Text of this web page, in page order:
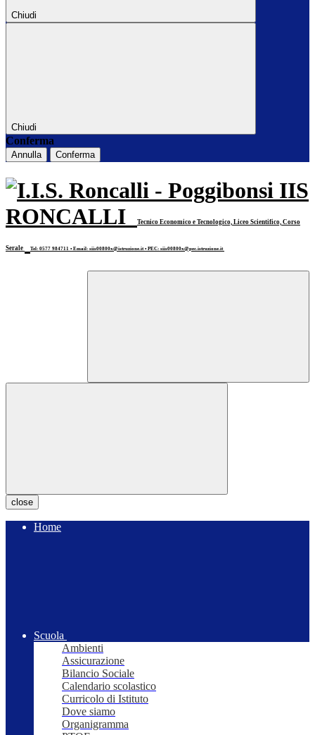
Chiudi
Chiudi
Conferma
Annulla Conferma
IIS
RONCALLI
Tecnico Economico e Tecnologico, Liceo Scientifico, Corso
Serale Tel: 0577 984711 • Email: siis00800x@istruzione.it • PEC: siis00800x@pec.istruzione.it
close
Home
Scuola
Ambienti
Assicurazione
Bilancio Sociale
Calendario scolastico
Curricolo di Istituto
Dove siamo
Organigramma